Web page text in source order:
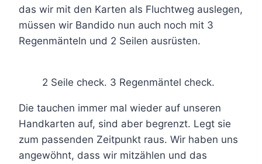
das wir mit den Karten als Fluchtweg auslegen,
müssen wir Bandido nun auch noch mit 3
Regenmänteln und 2 Seilen ausrüsten.
2 Seile check. 3 Regenmäntel check.
Die tauchen immer mal wieder auf unseren
Handkarten auf, sind aber begrenzt. Legt sie
zum passenden Zeitpunkt raus. Wir haben uns
angewöhnt, dass wir mitzählen und das